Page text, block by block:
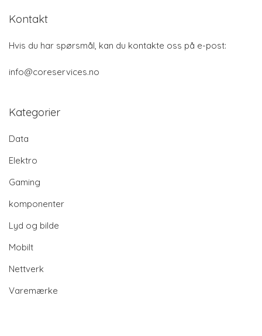
Kontakt
Hvis du har spørsmål, kan du kontakte oss på e-post:
info@coreservices.no
Kategorier
Data
Elektro
Gaming
komponenter
Lyd og bilde
Mobilt
Nettverk
Varemærke